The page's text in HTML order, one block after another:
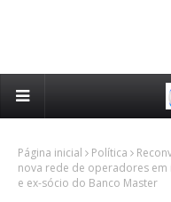
Página inicial Política
nova rede de operadores em
e ex-sócio do Banco Master